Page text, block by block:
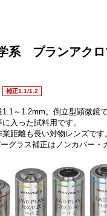
系 プランアクロ
補正1.1/1.2
～1.2mm。倒立型顕微鏡
入った試料用です。
距離も長い対物レンズです
グラス補正はノンカバー・